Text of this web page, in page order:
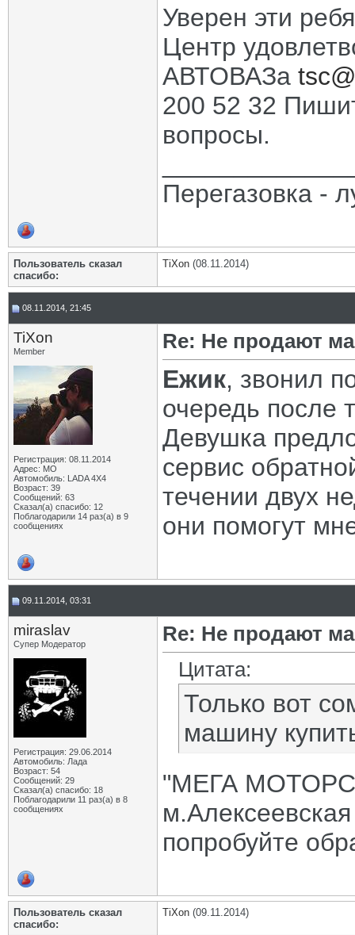
Уверен эти
Центр
АВТОВАЗа
200 52 32
вопросы.
Перегазовка -
Пользователь сказал
cпасибо:
TiXon (08.11.2014)
08.11.2014, 21:45
TiXon
Member
Регистрация: 08.11.2014
Адрес: МО
Автомобиль: LADA 4X4
Возраст: 39
Сообщений: 63
Сказал(а) спасибо: 12
Поблагодарили 14 раз(а) в 9
сообщениях
Re: Не продают
Eжик, звонил
очередь после
Девушка
сервис
течении двух
они помогут
09.11.2014, 03:31
miraslav
Супер Модератор
Регистрация: 29.06.2014
Автомобиль: Лада
Возраст: 54
Сообщений: 29
Сказал(а) спасибо: 18
Поблагодарили 11 раз(а) в 8
сообщениях
Re: Не продают
Цитата:
Только вот
машину
"МЕГА
попробуйте
Пользователь сказал
cпасибо:
TiXon (09.11.2014)